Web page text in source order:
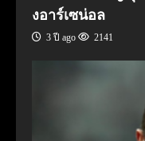
งอาร์เซน่อล
3 ปี ago 2141